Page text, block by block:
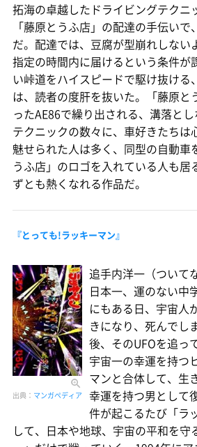
拓海の卓越したドライビングテクニ
「藤原とうふ店」の配達の手伝い
だ。配達では、豆腐が型崩れしない
指定の時間内に届けるという条件が
い峠道をハイスピードで駆け抜ける
は、読者の度肝を抜いた。「藤原と
ったAE86で繰り出される、溝落と
テクニックの数々に、車好きたちは
魅せられた人は多く、同型の自動車
うふ店」のロゴを入れている人も居
ずとも熱くなれる作品だ。
『とっても!ラッキーマン』
出典： マンガペディア
追手内洋一（ついて
日本一、運のない中
にもある日、宇宙人
きになり、死んでし
後、そのUFOを追っ
宇宙一の幸運を持つ
マンと合体して、生
幸運を持つ男として
件が起こるたび「ラ
して、日本や地球、宇宙の平和を守